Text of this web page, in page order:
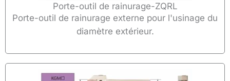
Porte-outil de rainurage-ZQRL
Porte-outil de rainurage externe pour l'usinage du
diamètre extérieur.